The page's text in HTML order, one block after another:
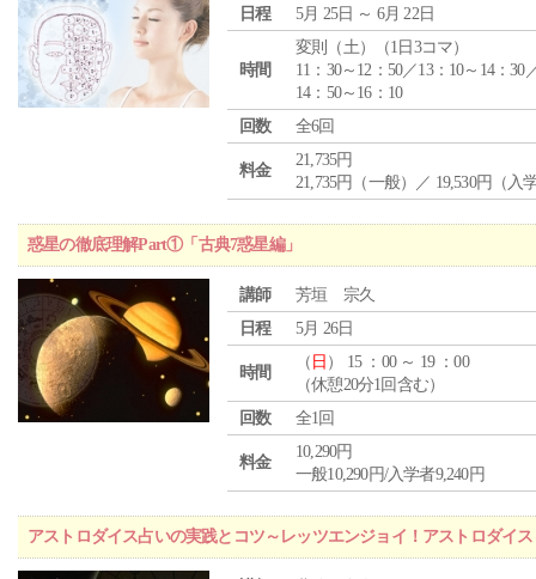
日程
5月 25日 ～ 6月 22日
時間
変則（土）（1日3コマ）
11：30～12：50／13：10～14：30
14：50～16：10
回数
全6回
料金
21,735円
21,735円（一般）／ 19,530円（入
惑星の徹底理解Part①「古典7惑星編」
講師
芳垣 宗久
日程
5月 26日
時間
（ 日 ） 15 ：00 ～ 19 ：00
（休憩20分1回含む）
回数
全1回
料金
10,290円
一般10,290円/入学者9,240円
アストロダイス占いの実践とコツ～レッツエンジョイ！アストロダイス